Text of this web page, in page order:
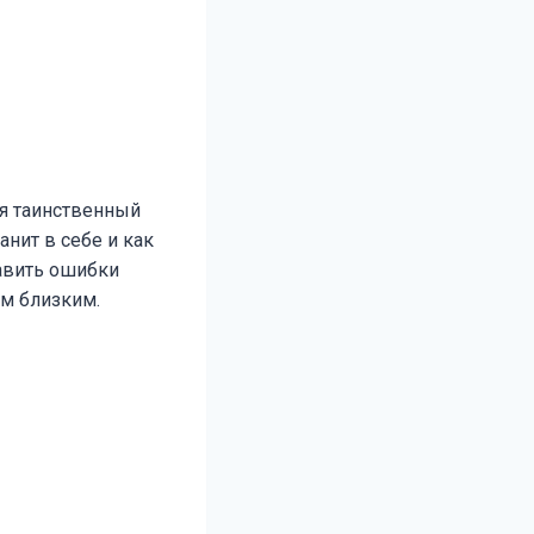
таинственный
в себе и как
ошибки
близким.